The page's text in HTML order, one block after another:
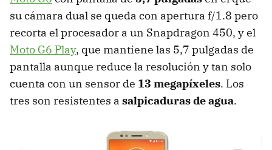
su cámara dual se queda con apertura f/1.8 pero
recorta el procesador a un Snapdragon 450, y el
Moto G6 Play, que mantiene las 5,7 pulgadas de
pantalla aunque reduce la resolución y tan solo
cuenta con un sensor de 13 megapíxeles. Los
tres son resistentes a salpicaduras de agua.